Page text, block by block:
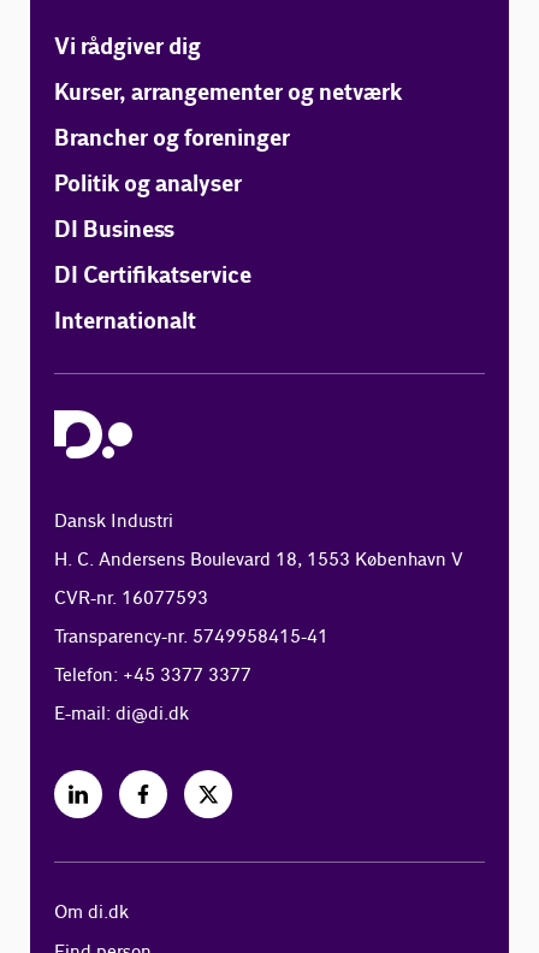
Vi rådgiver dig
Kurser, arrangementer og netværk
Brancher og foreninger
Politik og analyser
DI Business
DI Certifikatservice
Internationalt
Dansk Industri
H. C. Andersens Boulevard 18, 1553 København V
CVR-nr. 16077593
Transparency-nr. 5749958415-41
Telefon: +45 3377 3377
E-mail:di@di.dk
Om di.dk